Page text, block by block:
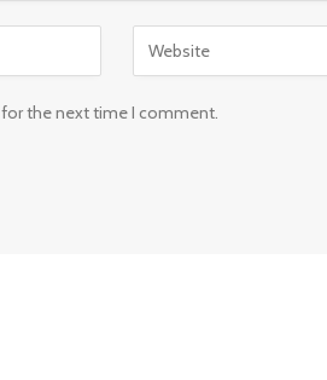
the next time I comment.